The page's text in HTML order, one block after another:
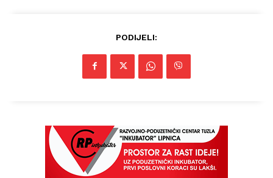
PODIJELI: